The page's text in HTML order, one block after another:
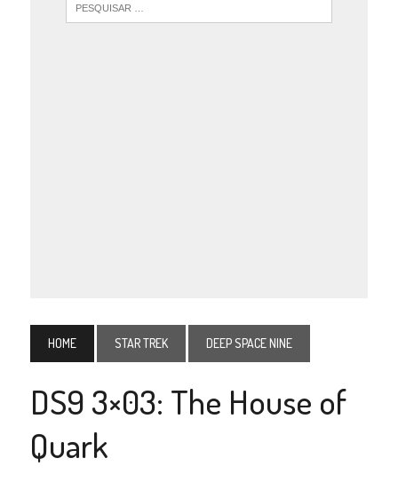
HOME STAR TREK DEEP SPACE NINE
DS9 3×03: The House of
Quark